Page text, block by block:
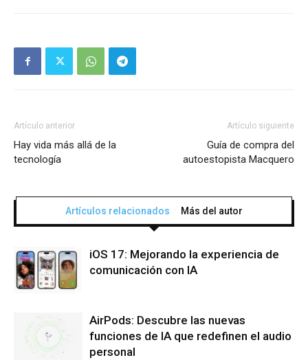
Artículo anterior
Hay vida más allá de la
tecnología
Artículo siguiente
Guía de compra del
autoestopista Macquero
Artículos relacionados Más del autor
iOS 17: Mejorando la experiencia de
comunicación con IA
AirPods: Descubre las nuevas
funciones de IA que redefinen el audio
personal